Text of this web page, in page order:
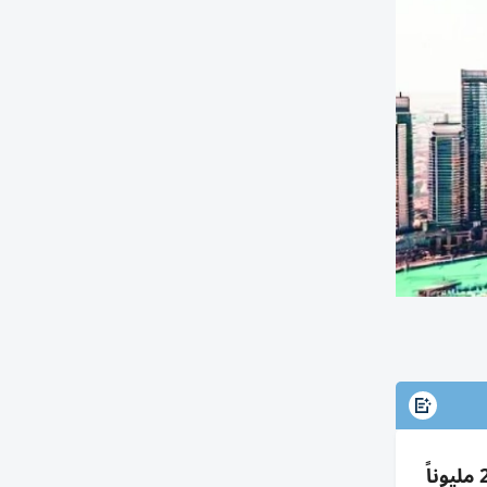
تصرفات عقارات دبي الخميس 4 مليارات درهم عبر 874 صفقة: مبيعات 1.6 مليار، رهون 2.16 مليار، هبات 294 مليوناً